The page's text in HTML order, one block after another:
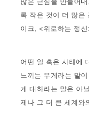
록 작은 것이 더 많은
이크, <위로하는 정
어떤 일 혹은 사태에
느끼는 무게라는 말
게 대하라는 말은 아
제나 그 더 큰 세계와